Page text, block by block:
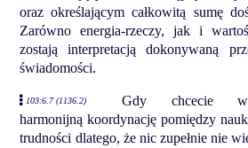
oraz określającym całkowitą sumę
Zarówno energia-rzeczy, jak i
zostają interpretacją dokonywaną
świadomości.
103:6.7 (1136.2)
Gdy chcecie
harmonijną koordynację pomiędzy
trudności dlatego, że nic zupełnie nie